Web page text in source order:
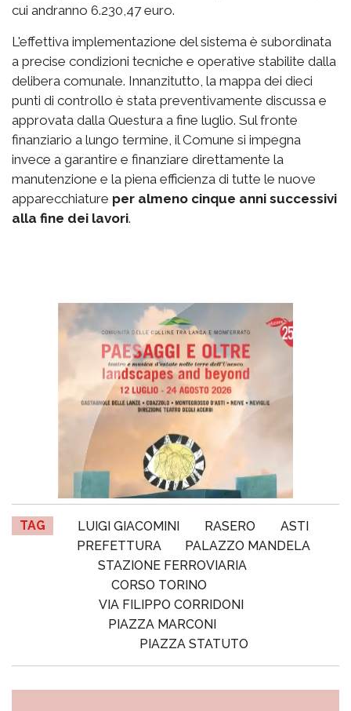
cui andranno 6.230,47 euro.
L'effettiva implementazione del sistema è subordinata
a precise condizioni tecniche e operative stabilite dalla
delibera comunale. Innanzitutto, la mappa dei dieci
punti di controllo è stata preventivamente discussa e
approvata dalla Questura a fine luglio. Sul fronte
finanziario a lungo termine, il Comune si impegna
invece a garantire e finanziare direttamente la
manutenzione e la piena efficienza di tutte le nuove
apparecchiature per almeno cinque anni successivi
alla fine dei lavori.
TAG LUIGI GIACOMINI RASERO
ASTI
PREFETTURA
PALAZZO MANDELA
STAZIONE FERROVIARIA
CORSO TORINO
VIA FILIPPO CORRIDONI
PIAZZA MARCONI
PIAZZA STATUTO